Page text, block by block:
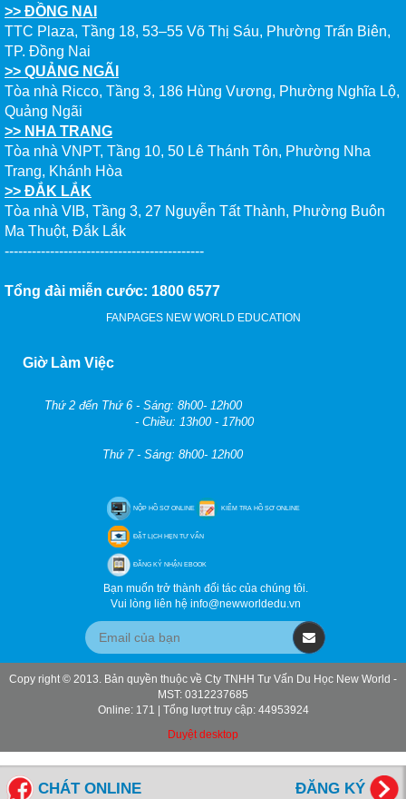
>> ĐỒNG NAI
TTC Plaza, Tầng 18, 53–55 Võ Thị Sáu, Phường Trấn Biên,
TP. Đồng Nai
>> QUẢNG NGÃI
Tòa nhà Ricco, Tầng 3, 186 Hùng Vương, Phường Nghĩa Lộ,
Quảng Ngãi
>> NHA TRANG
Tòa nhà VNPT, Tầng 10, 50 Lê Thánh Tôn, Phường Nha
Trang, Khánh Hòa
>> ĐẮK LẮK
Tòa nhà VIB, Tầng 3, 27 Nguyễn Tất Thành, Phường Buôn
Ma Thuột, Đắk Lắk
--------------------------------------------
Tổng đài miễn cước: 1800 6577
FANPAGES NEW WORLD EDUCATION
Giờ Làm Việc
Thứ 2 đến Thứ 6 - Sáng: 8h00- 12h00
- Chiều: 13h00 - 17h00
Thứ 7 - Sáng: 8h00- 12h00
NỘP HỒ SƠ ONLINE KIỂM TRA HỒ SƠ ONLINE
ĐẶT LỊCH HẸN TƯ VẤN
ĐĂNG KÝ NHẬN EBOOK
Bạn muốn trở thành đối tác của chúng tôi.
Vui lòng liên hệ info@newworldedu.vn
Copy right © 2013. Bản quyền thuộc về Cty TNHH Tư Vấn Du Học New World -
MST: 0312237685
Online: 171 | Tổng lượt truy cập: 44953924
Duyệt desktop
ĐĂNG KÝ
CHÁT ONLINE